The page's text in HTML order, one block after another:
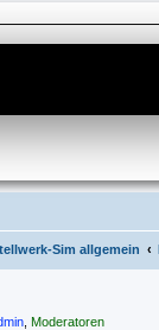
Sim allgemein
Moderatoren